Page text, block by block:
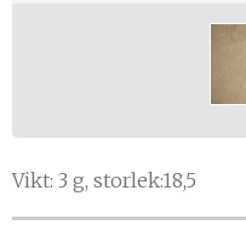
Vikt: 3 g, storlek:18,5